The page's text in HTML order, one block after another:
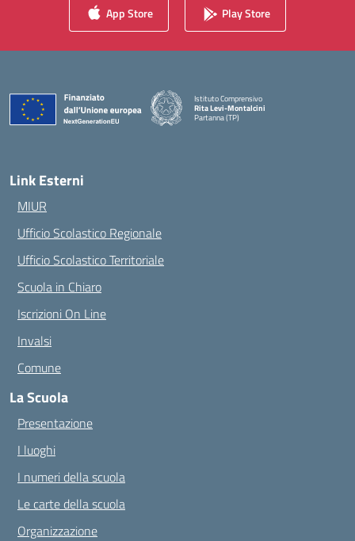
App Store Play Store
Istituto Comprensivo
Rita Levi-Montalcini
Partanna (TP)
Link Esterni
MIUR
Ufficio Scolastico Regionale
Ufficio Scolastico Territoriale
Scuola in Chiaro
Iscrizioni On Line
Invalsi
Comune
La Scuola
Presentazione
I luoghi
I numeri della scuola
Le carte della scuola
Organizzazione